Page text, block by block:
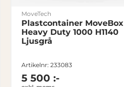
MoveTech
Plastcontainer MoveBox
Heavy Duty 1000 H1140
Ljusgrå
Artikelnr: 233083
5 500 :-